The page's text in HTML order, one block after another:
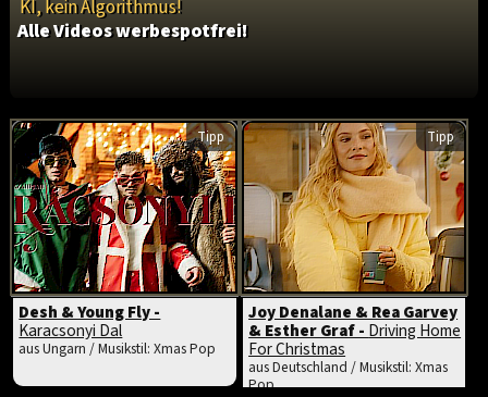
KI, kein Algorithmus!
Alle Videos werbespotfrei!
Tipp
Desh & Young Fly -
Karacsonyi Dal
aus Ungarn / Musikstil: Xmas Pop
Tipp
Joy Denalane & Rea Garvey
& Esther Graf - Driving Home
For Christmas
aus Deutschland / Musikstil: Xmas
Pop